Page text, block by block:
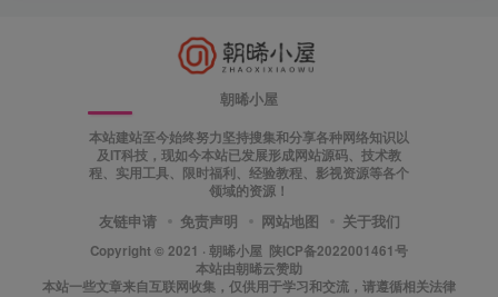
朝晞小屋
本站建站至今始终努力坚持搜集和分享各种网络知识以
及IT科技，现如今本站已发展形成网站源码、技术教
程、实用工具、限时福利、经验教程、影视资源等各个
领域的资源！
友链申请 免责声明 网站地图 关于我们
Copyright © 2021 · 朝晞小屋 陕ICP备2022001461号
本站由朝晞云赞助
本站一些文章来自互联网收集，仅供用于学习和交流，请遵循相关法律